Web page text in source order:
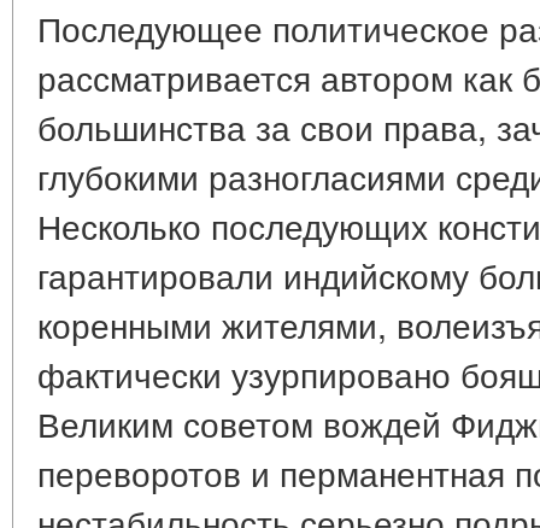
Последующее политическое
рассматривается автором как
большинства за свои права,
глубокими разногласиями
Несколько последующих
гарантировали индийскому
коренными жителями,
фактически узурпировано
Великим советом вождей
переворотов и перманентная